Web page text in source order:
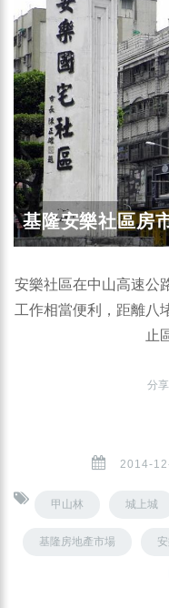
基隆安樂社區房
安樂社區在中山高速公
工作相當便利，距離
止
分享
2014-
甲山林 城上城
基隆房地產市場